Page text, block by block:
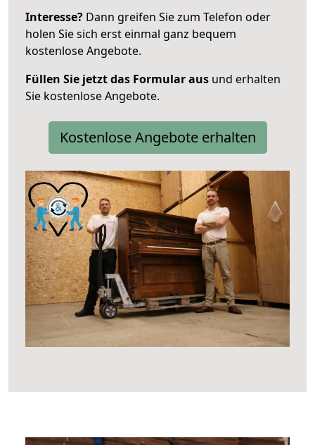
Interesse? Dann greifen Sie zum Telefon oder
holen Sie sich erst einmal ganz bequem
kostenlose Angebote.
Füllen Sie jetzt das Formular aus und erhalten
Sie kostenlose Angebote.
Kostenlose Angebote erhalten